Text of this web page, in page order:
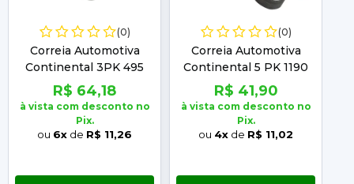
(0)
Correia Automotiva
Continental 3PK 495
R$ 64,18
à vista com desconto no
Pix.
ou 6x de R$ 11,26
(0)
Correia Automotiva
Continental 5 PK 1190
R$ 41,90
à vista com desconto no
Pix.
ou 4x de R$ 11,02